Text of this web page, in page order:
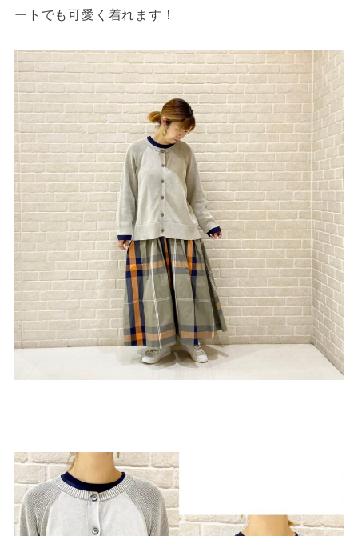
ートでも可愛く着れます！